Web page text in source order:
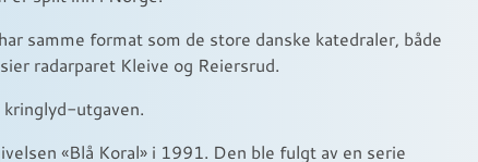
samme format som de store danske katedraler, både
radarparet Kleive og Reiersrud.
utgaven.
«Blå Koral» i 1991. Den ble fulgt av en serie